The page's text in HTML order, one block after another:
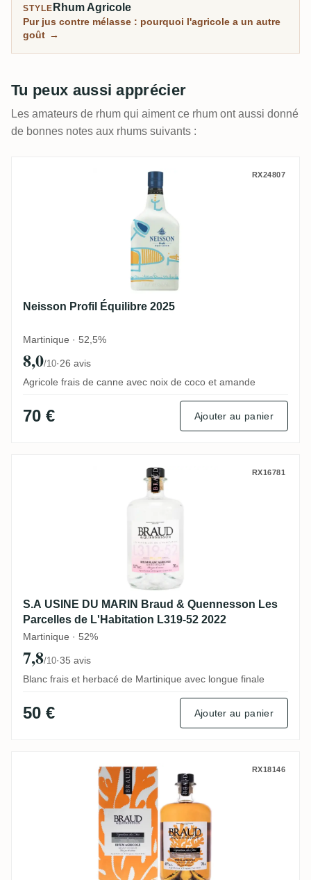
STYLE Rhum Agricole
Pur jus contre mélasse : pourquoi l'agricole a un autre
goût →
Tu peux aussi apprécier
Les amateurs de rhum qui aiment ce rhum ont aussi donné
de bonnes notes aux rhums suivants :
Neisson Profil Équilibre 2025 RX24807
Neisson Profil Équilibre 2025
Martinique · 52,5%
8,0/10·26 avis
Agricole frais de canne avec noix de coco et amande
70 € Ajouter au panier
S.A USINE DU MARIN Braud & RX16781
S.A USINE DU MARIN Braud & Quennesson Les
Parcelles de L'Habitation L319-52 2022
Martinique · 52%
7,8/10·35 avis
Blanc frais et herbacé de Martinique avec longue finale
50 € Ajouter au panier
S.A USINE DU MARIN Braud & RX18146